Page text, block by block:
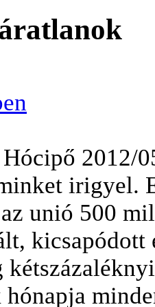
2012/
irigyel.
unió 500
kicsapódott